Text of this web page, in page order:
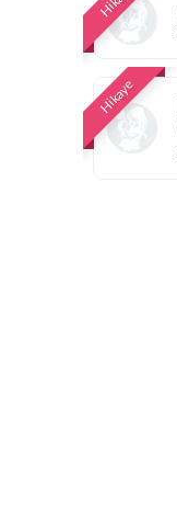
Hikaye